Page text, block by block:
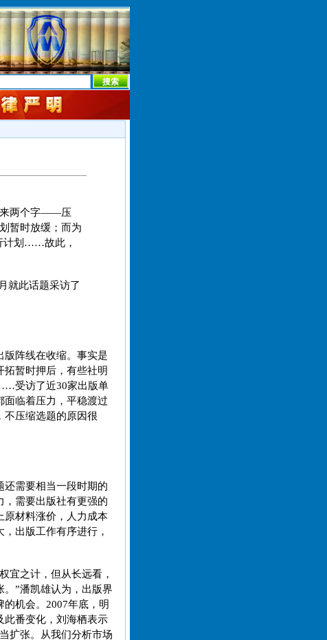
来两个字——压
暂时放缓；而为
计划……故此，
就此话题采访了
版阵线在收缩。事实是
暂时押后，有些社明
受访了近30家出版单
面临着压力，平稳渡过
不压缩选题的原因很
还需要相当一段时期的
，需要出版社有更强的
原材料涨价，人力成本
出版工作有序进行，
宜之计，但从长远看，
”潘凯雄认为，出版界
机会。2007年底，明
此番变化，刘海栖表示
扩张。从我们分析市场